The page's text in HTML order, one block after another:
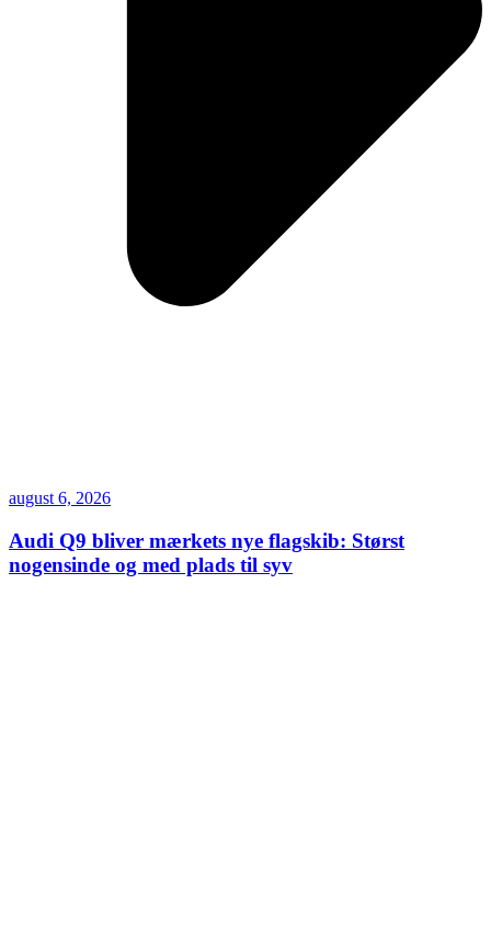
august 6, 2026
Audi Q9 bliver mærkets nye flagskib: Størst
nogensinde og med plads til syv